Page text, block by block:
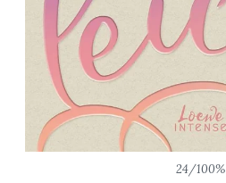
24/100%